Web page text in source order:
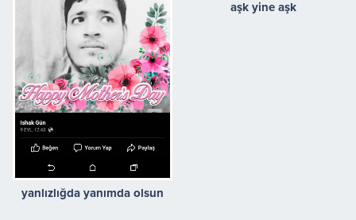
yanlızlığda yanımda olsun
aşk yine aşk